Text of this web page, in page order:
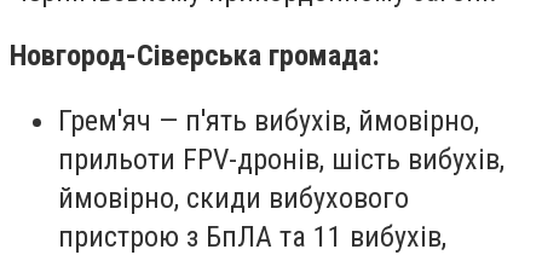
Новгород-Сіверська громада:
Грем'яч — п'ять вибухів, ймовірно,
прильоти FPV-дронів, шість вибухів,
ймовірно, скиди вибухового
пристрою з БпЛА та 11 вибухів,